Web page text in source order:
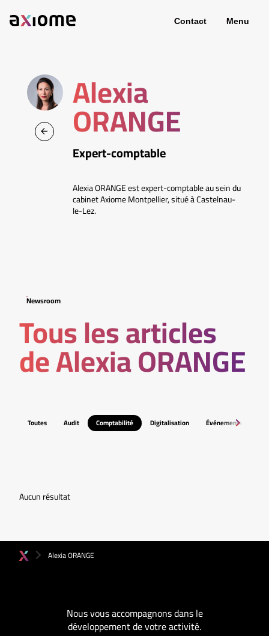
Contact Menu
Alexia
ORANGE
Expert-comptable
Alexia ORANGE est expert-comptable au sein du
cabinet Axiome Montpellier, situé à Castelnau-
le-Lez.
Newsroom
Tous les articles
de Alexia ORANGE
Toutes Audit Comptabilité Digitalisation Événements
Aucun résultat
Alexia ORANGE
Nous vous accompagnons dans le
développement de votre activité.